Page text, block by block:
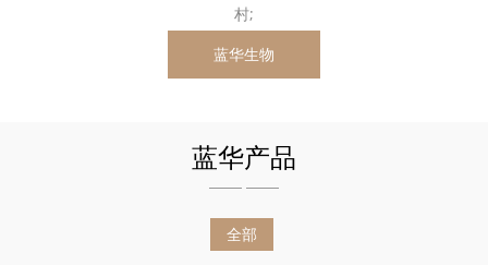
村;
蓝华生物
蓝华产品
全部